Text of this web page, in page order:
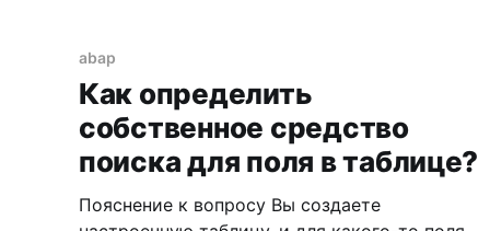
abap
Как определить
собственное средство
поиска для поля в таблице?
Пояснение к вопросу Вы создаете